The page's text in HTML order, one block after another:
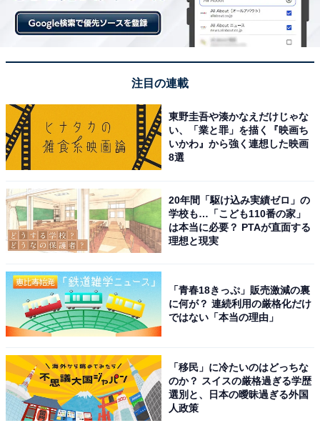
紀子さまの回想はこう続いていた。
しようとしていましたが、ヤゴが移動したために思いど
おりに映像を撮ることができず、試行錯誤を繰り返しな
がら根気強く記録を続けて、ついに撮影ができたことも
心に残っています」
それほどまでに悠仁さまのトンボ類への関心は深まって
いた。
悠仁さまが10歳のとき、私は、秋篠宮さまと次のような
やりとりをしている。私の当時の取材メモから紹介した
い。
「どうして、悠仁さまは虫がお好きなのでしょうか？」
私が、このように尋ねたところ、秋篠宮さまからは、
「なぜ、好きなのか理由はわかりません。子どもは昆虫
が好きでしょう」との答えが返ってきた。
注目の連載
東野圭吾や湊かなえだけじゃな
い、「業と罪」を描く『映画ち
いかわ』から強く連想した映画
8選
20年間「駆け込み実績ゼロ」の
学校も…「こども110番の家」
は本当に必要？ PTAが直面する
理想と現実
「青春18きっぷ」販売激減の裏
に何が？ 連続利用の厳格化だけ
ではない「本当の理由」
「移民」に冷たいのはどっちな
のか？ スイスの厳格過ぎる学歴
選別と、日本の曖昧過ぎる外国
人政策